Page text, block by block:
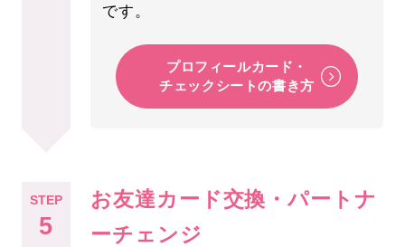
です。
プロフィールカード・
チェックシートの書き方
STEP
5
お友達カード交換・パートナ
ーチェンジ